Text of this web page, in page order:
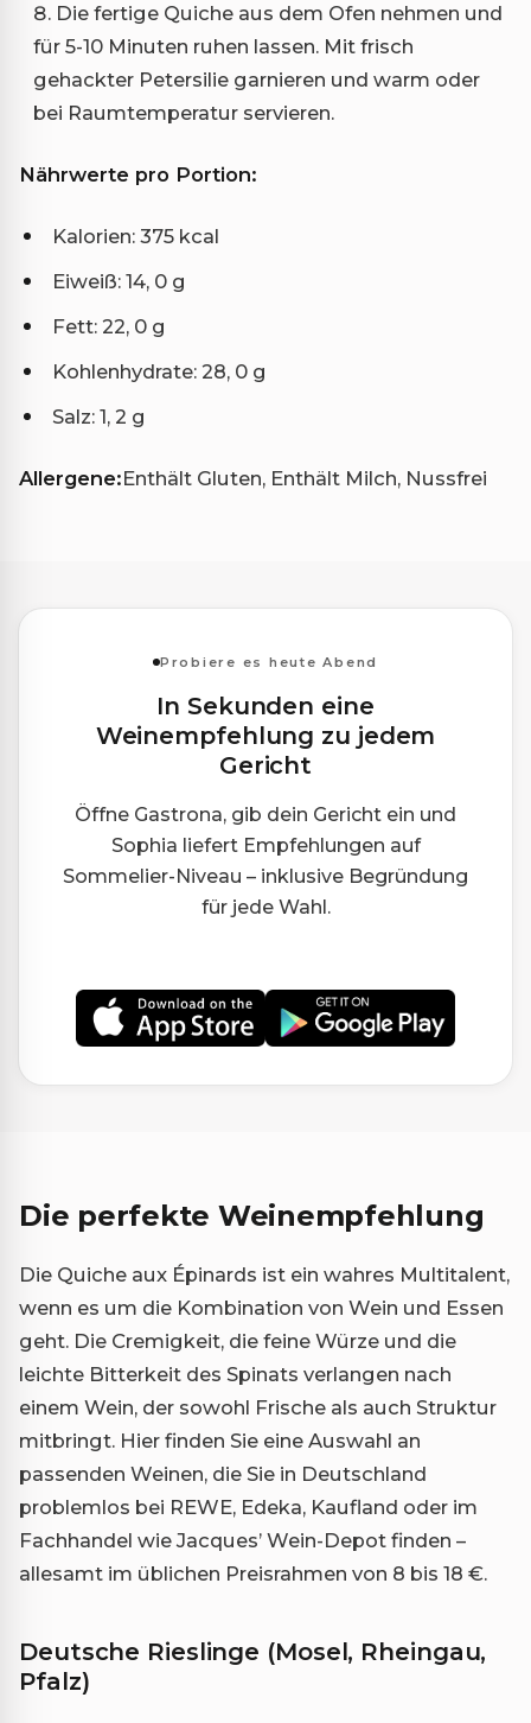
Die fertige Quiche aus dem Ofen nehmen und
für 5-10 Minuten ruhen lassen. Mit frisch
gehackter Petersilie garnieren und warm oder
bei Raumtemperatur servieren.
Nährwerte pro Portion:
Kalorien: 375 kcal
Eiweiß: 14, 0 g
Fett: 22, 0 g
Kohlenhydrate: 28, 0 g
Salz: 1, 2 g
Allergene:Enthält Gluten, Enthält Milch, Nussfrei
Probiere es heute Abend
In Sekunden eine
Weinempfehlung zu jedem
Gericht
Öffne Gastrona, gib dein Gericht ein und
Sophia liefert Empfehlungen auf
Sommelier-Niveau – inklusive Begründung
für jede Wahl.
Die perfekte Weinempfehlung
Die Quiche aux Épinards ist ein wahres Multitalent,
wenn es um die Kombination von Wein und Essen
geht. Die Cremigkeit, die feine Würze und die
leichte Bitterkeit des Spinats verlangen nach
einem Wein, der sowohl Frische als auch Struktur
mitbringt. Hier finden Sie eine Auswahl an
passenden Weinen, die Sie in Deutschland
problemlos bei REWE, Edeka, Kaufland oder im
Fachhandel wie Jacques’ Wein-Depot finden –
allesamt im üblichen Preisrahmen von 8 bis 18 €.
Deutsche Rieslinge (Mosel, Rheingau,
Pfalz)